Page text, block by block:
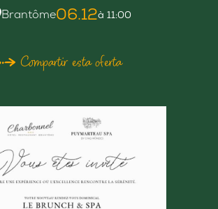
Brantôme06.12à 11:00
Compartir esta oferta